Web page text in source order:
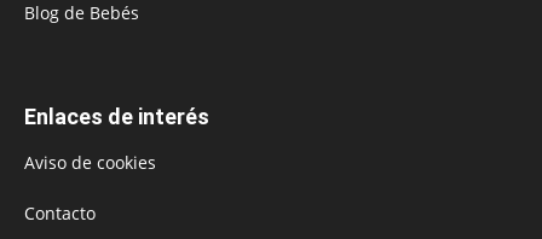
Blog de Bebés
Enlaces de interés
Aviso de cookies
Contacto